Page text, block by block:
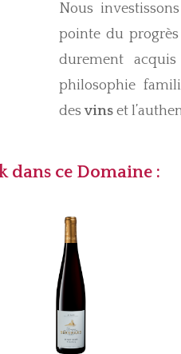
Nous
pointe du
durement
philosophie
desvins et
dans ce Domaine :